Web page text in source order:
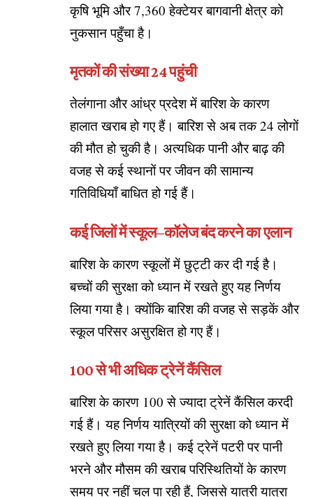
कृषि भूमि और 7,360 हेक्टेयर बागवानी क्षेत्र को
नुकसान पहुँचा है।
मृतकों की संख्या 24 पहुंची
तेलंगाना और आंध्र प्रदेश में बारिश के कारण
हालात खराब हो गए हैं। बारिश से अब तक 24 लोगों
की मौत हो चुकी है। अत्यधिक पानी और बाढ़ की
वजह से कई स्थानों पर जीवन की सामान्य
गतिविधियाँ बाधित हो गई हैं।
कई जिलों में स्कूल–कॉलेज बंद करने का एलान
बारिश के कारण स्कूलों में छुट्टी कर दी गई है।
बच्चों की सुरक्षा को ध्यान में रखते हुए यह निर्णय
लिया गया है। क्योंकि बारिश की वजह से सड़कें और
स्कूल परिसर असुरक्षित हो गए हैं।
100 से भी अधिक ट्रेनें कैंसिल
बारिश के कारण 100 से ज्यादा ट्रेनें कैंसिल करदी
गई हैं। यह निर्णय यात्रियों की सुरक्षा को ध्यान में
रखते हुए लिया गया है। कई ट्रेनें पटरी पर पानी
भरने और मौसम की खराब परिस्थितियों के कारण
समय पर नहीं चल पा रही हैं, जिससे यात्री यात्रा